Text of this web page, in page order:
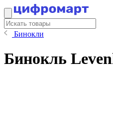
Бинокли
Бинокль